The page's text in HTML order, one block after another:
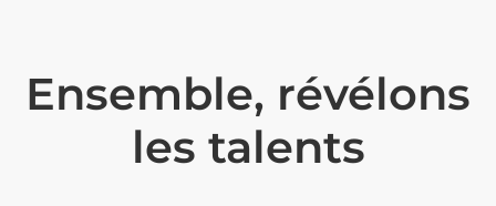
Ensemble, révélons
les talents